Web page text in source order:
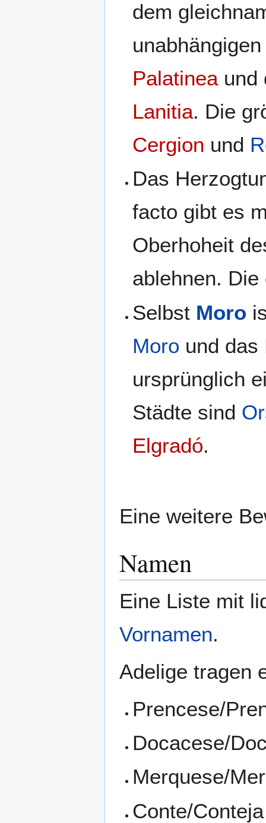
dem
Palatineaund
Lanitia. Die
Cergion und
Das
facto gibt es
Oberhoheit
ablehnen.
Selbst Moro
Moro und das
ursprünglich
Städte sind
Elgradó.
Eine weitere
Namen
Eine Liste mit
Vornamen.
Adelige tragen
Prencese/
Docacese/
Merquese/
Conte/